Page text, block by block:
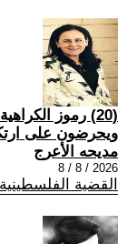
(20) رموز
ويحرضون على
مديحه الأعرج
2026 / 8 / 8
القضية الفلسطينية